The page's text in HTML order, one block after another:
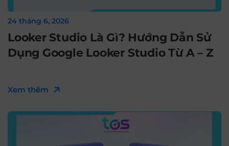
24 tháng 6, 2026
Looker Studio Là Gì? Hướng Dẫn Sử
Dụng Google Looker Studio Từ A – Z
Xem thêm